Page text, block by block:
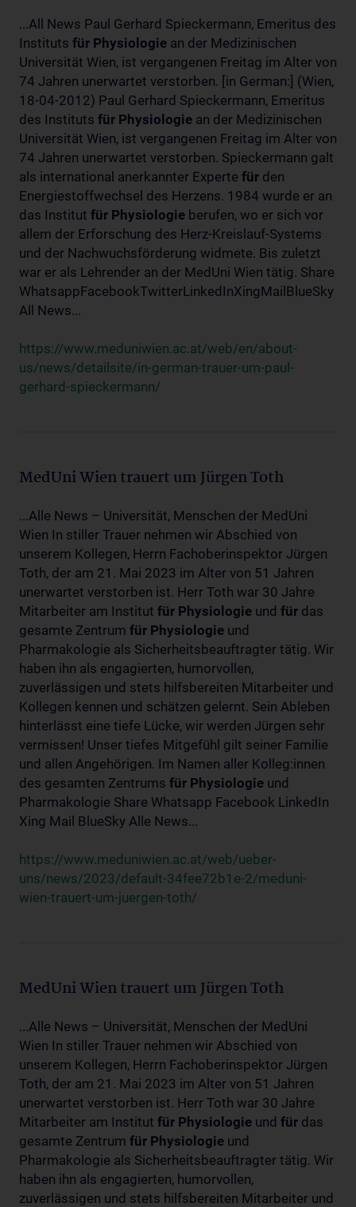
...All News Paul Gerhard Spieckermann, Emeritus des
Instituts für Physiologie an der Medizinischen
Universität Wien, ist vergangenen Freitag im Alter von
74 Jahren unerwartet verstorben. [in German:] (Wien,
18-04-2012) Paul Gerhard Spieckermann, Emeritus
des Instituts für Physiologie an der Medizinischen
Universität Wien, ist vergangenen Freitag im Alter von
74 Jahren unerwartet verstorben. Spieckermann galt
als international anerkannter Experte für den
Energiestoffwechsel des Herzens. 1984 wurde er an
das Institut für Physiologie berufen, wo er sich vor
allem der Erforschung des Herz-Kreislauf-Systems
und der Nachwuchsförderung widmete. Bis zuletzt
war er als Lehrender an der MedUni Wien tätig. Share
WhatsappFacebookTwitterLinkedInXingMailBlueSky
All News...
https://www.meduniwien.ac.at/web/en/about-
us/news/detailsite/in-german-trauer-um-paul-
gerhard-spieckermann/
MedUni Wien trauert um Jürgen Toth
...Alle News – Universität, Menschen der MedUni
Wien In stiller Trauer nehmen wir Abschied von
unserem Kollegen, Herrn Fachoberinspektor Jürgen
Toth, der am 21. Mai 2023 im Alter von 51 Jahren
unerwartet verstorben ist. Herr Toth war 30 Jahre
Mitarbeiter am Institut für Physiologie und für das
gesamte Zentrum für Physiologie und
Pharmakologie als Sicherheitsbeauftragter tätig. Wir
haben ihn als engagierten, humorvollen,
zuverlässigen und stets hilfsbereiten Mitarbeiter und
Kollegen kennen und schätzen gelernt. Sein Ableben
hinterlässt eine tiefe Lücke, wir werden Jürgen sehr
vermissen! Unser tiefes Mitgefühl gilt seiner Familie
und allen Angehörigen. Im Namen aller Kolleg:innen
des gesamten Zentrums für Physiologie und
Pharmakologie Share Whatsapp Facebook LinkedIn
Xing Mail BlueSky Alle News...
https://www.meduniwien.ac.at/web/ueber-
uns/news/2023/default-34fee72b1e-2/meduni-
wien-trauert-um-juergen-toth/
MedUni Wien trauert um Jürgen Toth
...Alle News – Universität, Menschen der MedUni
Wien In stiller Trauer nehmen wir Abschied von
unserem Kollegen, Herrn Fachoberinspektor Jürgen
Toth, der am 21. Mai 2023 im Alter von 51 Jahren
unerwartet verstorben ist. Herr Toth war 30 Jahre
Mitarbeiter am Institut für Physiologie und für das
gesamte Zentrum für Physiologie und
Pharmakologie als Sicherheitsbeauftragter tätig. Wir
haben ihn als engagierten, humorvollen,
zuverlässigen und stets hilfsbereiten Mitarbeiter und